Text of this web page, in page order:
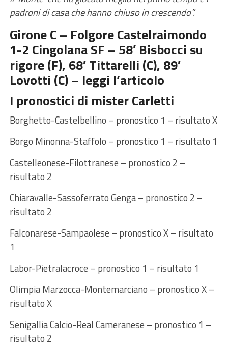
padroni di casa che hanno chiuso in crescendo”.
Girone C – Folgore Castelraimondo
1-2 Cingolana SF – 58′ Bisbocci su
rigore (F), 68′ Tittarelli (C), 89′
Lovotti (C) – leggi l’articolo
I pronostici di mister Carletti
Borghetto-Castelbellino – pronostico 1 – risultato X
Borgo Minonna-Staffolo – pronostico 1 – risultato 1
Castelleonese-Filottranese – pronostico 2 –
risultato 2
Chiaravalle-Sassoferrato Genga – pronostico 2 –
risultato 2
Falconarese-Sampaolese – pronostico X – risultato
1
Labor-Pietralacroce – pronostico 1 – risultato 1
Olimpia Marzocca-Montemarciano – pronostico X –
risultato X
Senigallia Calcio-Real Cameranese – pronostico 1 –
risultato 2